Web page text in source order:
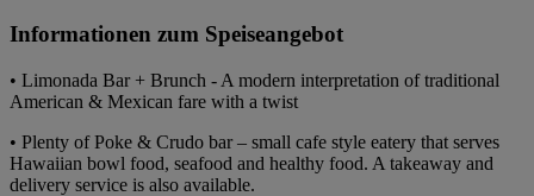
Informationen zum Speiseangebot
• Limonada Bar + Brunch - A modern interpretation of traditional
American & Mexican fare with a twist
• Plenty of Poke & Crudo bar – small cafe style eatery that serves
Hawaiian bowl food, seafood and healthy food. A takeaway and
delivery service is also available.